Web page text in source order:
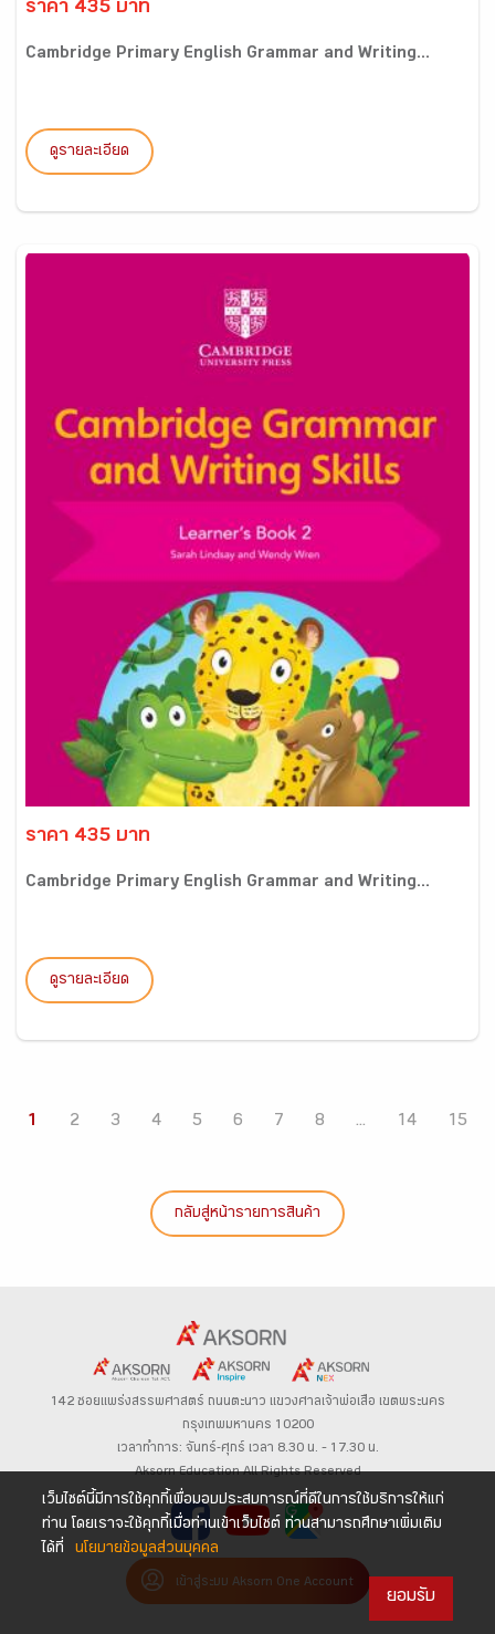
ราคา 435 บาท
Cambridge Primary English Grammar and Writing...
ดูรายละเอียด
ราคา 435 บาท
Cambridge Primary English Grammar and Writing...
ดูรายละเอียด
1 2 3 4 5 6 7 8 ... 14 15
กลับสู่หน้ารายการสินค้า
142 ซอยแพร่งสรรพศาสตร์ ถนนตะนาว แขวงศาลเจ้าพ่อเสือ เขตพระนคร
กรุงเทพมหานคร 10200
เวลาทำการ: จันทร์-ศุกร์ เวลา 8.30 น. – 17.30 น.
Aksorn Education All Rights Reserved
เข้าสู่ระบบ Aksorn One Account
เว็บไซต์นี้มีการใช้คุกกี้เพื่อมอบประสบการณ์ที่ดีในการใช้บริการให้แก่
ท่าน โดยเราจะใช้คุกกี้เมื่อท่านเข้าเว็บไซต์ ท่านสามารถศึกษาเพิ่มเติม
ได้ที่
นโยบายข้อมูลส่วนบุคคล
ยอมรับ